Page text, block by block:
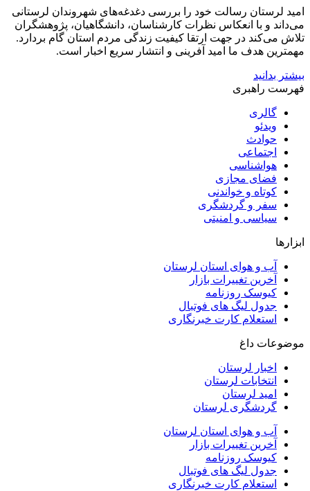
امید لرستان رسالت خود را بررسی دغدغه‌های شهروندان لرستانی
می‌داند و با انعکاس نظرات کارشناسان، دانشگاهیان، پژوهشگران
تلاش می‌کند در جهت ارتقا کیفیت زندگی مردم استان گام بردارد.
مهمترین هدف ما امید آفرینی و انتشار سریع اخبار است.
بیشتر بدانید
فهرست راهبری
گالری
ویدئو
حوادث
اجتماعی
هواشناسی
فضای مجازی
کوتاه و خواندنی
سفر و گردشگری
سیاسی و امنیتی
ابزارها
آب و هوای استان لرستان
آخرین تغییرات بازار
کیوسک روزنامه
جدول لیگ های فوتبال
استعلام کارت خبرنگاری
موضوعات داغ
اخبار لرستان
انتخابات لرستان
امید لرستان
گردشگری لرستان
آب و هوای استان لرستان
آخرین تغییرات بازار
کیوسک روزنامه
جدول لیگ های فوتبال
استعلام کارت خبرنگاری